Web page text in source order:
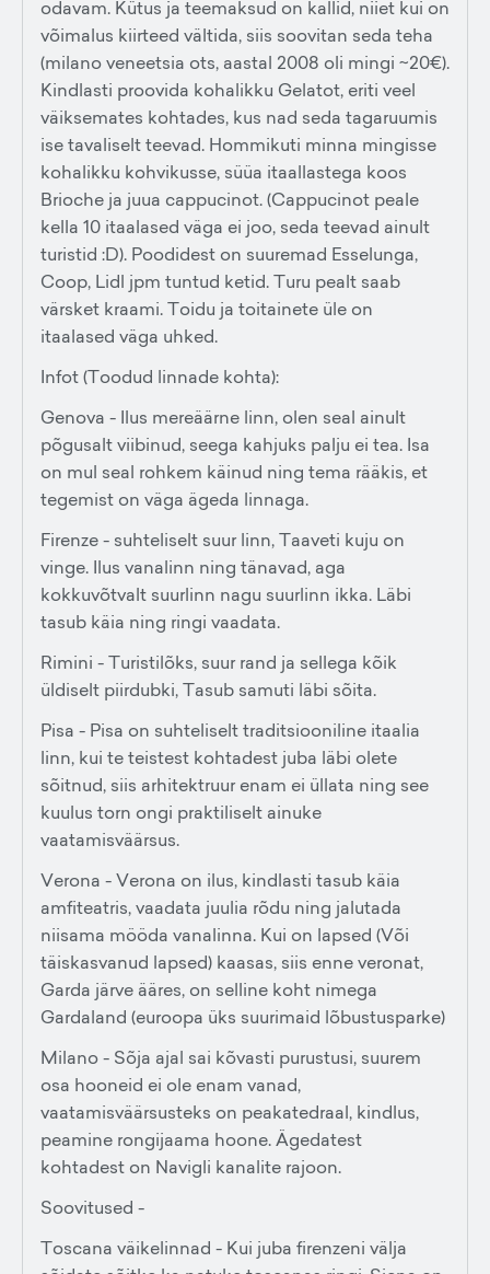
odavam. Kütus ja teemaksud on kallid, niiet kui on
võimalus kiirteed vältida, siis soovitan seda teha
(milano veneetsia ots, aastal 2008 oli mingi ~20€).
Kindlasti proovida kohalikku Gelatot, eriti veel
väiksemates kohtades, kus nad seda tagaruumis
ise tavaliselt teevad. Hommikuti minna mingisse
kohalikku kohvikusse, süüa itaallastega koos
Brioche ja juua cappucinot. (Cappucinot peale
kella 10 itaalased väga ei joo, seda teevad ainult
turistid :D). Poodidest on suuremad Esselunga,
Coop, Lidl jpm tuntud ketid. Turu pealt saab
värsket kraami. Toidu ja toitainete üle on
itaalased väga uhked.
Infot (Toodud linnade kohta):
Genova - Ilus mereäärne linn, olen seal ainult
põgusalt viibinud, seega kahjuks palju ei tea. Isa
on mul seal rohkem käinud ning tema rääkis, et
tegemist on väga ägeda linnaga.
Firenze - suhteliselt suur linn, Taaveti kuju on
vinge. Ilus vanalinn ning tänavad, aga
kokkuvõtvalt suurlinn nagu suurlinn ikka. Läbi
tasub käia ning ringi vaadata.
Rimini - Turistilõks, suur rand ja sellega kõik
üldiselt piirdubki, Tasub samuti läbi sõita.
Pisa - Pisa on suhteliselt traditsiooniline itaalia
linn, kui te teistest kohtadest juba läbi olete
sõitnud, siis arhitektruur enam ei üllata ning see
kuulus torn ongi praktiliselt ainuke
vaatamisväärsus.
Verona - Verona on ilus, kindlasti tasub käia
amfiteatris, vaadata juulia rõdu ning jalutada
niisama mööda vanalinna. Kui on lapsed (Või
täiskasvanud lapsed) kaasas, siis enne veronat,
Garda järve ääres, on selline koht nimega
Gardaland (euroopa üks suurimaid lõbustusparke)
Milano - Sõja ajal sai kõvasti purustusi, suurem
osa hooneid ei ole enam vanad,
vaatamisväärsusteks on peakatedraal, kindlus,
peamine rongijaama hoone. Ägedatest
kohtadest on Navigli kanalite rajoon.
Soovitused -
Toscana väikelinnad - Kui juba firenzeni välja